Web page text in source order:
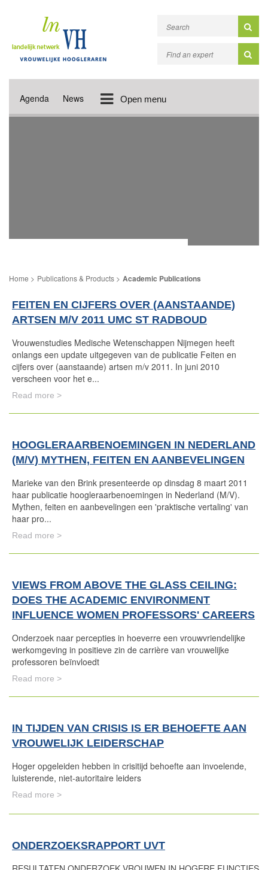
Agenda News Open menu
Publications & Products Academic Publications
FEITEN EN CIJFERS OVER (AANSTAANDE)
ARTSEN M/V 2011 UMC ST RADBOUD
Vrouwenstudies Medische Wetenschappen Nijmegen heeft
onlangs een update uitgegeven van de publicatie Feiten en
cijfers over (aanstaande) artsen m/v 2011. In juni 2010
verscheen voor het e...
Read more >
HOOGLERAARBENOEMINGEN IN NEDERLAND
(M/V) MYTHEN, FEITEN EN AANBEVELINGEN
Marieke van den Brink presenteerde op dinsdag 8 maart 2011
haar publicatie hoogleraarbenoemingen in Nederland (M/V).
Mythen, feiten en aanbevelingen een 'praktische vertaling' van
haar pro...
Read more >
VIEWS FROM ABOVE THE GLASS CEILING:
DOES THE ACADEMIC ENVIRONMENT
INFLUENCE WOMEN PROFESSORS' CAREERS
Onderzoek naar percepties in hoeverre een vrouwvriendelijke
werkomgeving in positieve zin de carrière van vrouwelijke
professoren beïnvloedt
Read more >
IN TIJDEN VAN CRISIS IS ER BEHOEFTE AAN
VROUWELIJK LEIDERSCHAP
Hoger opgeleiden hebben in crisitijd behoefte aan invoelende,
luisterende, niet-autoritaire leiders
Read more >
ONDERZOEKSRAPPORT UVT